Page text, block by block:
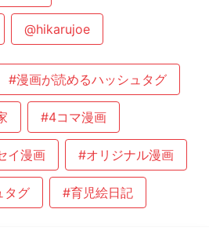
@hikarujoe
#漫画が読めるハッシュタグ
#4コマ漫画
イ漫画 #オリジナル漫画
タグ #育児絵日記